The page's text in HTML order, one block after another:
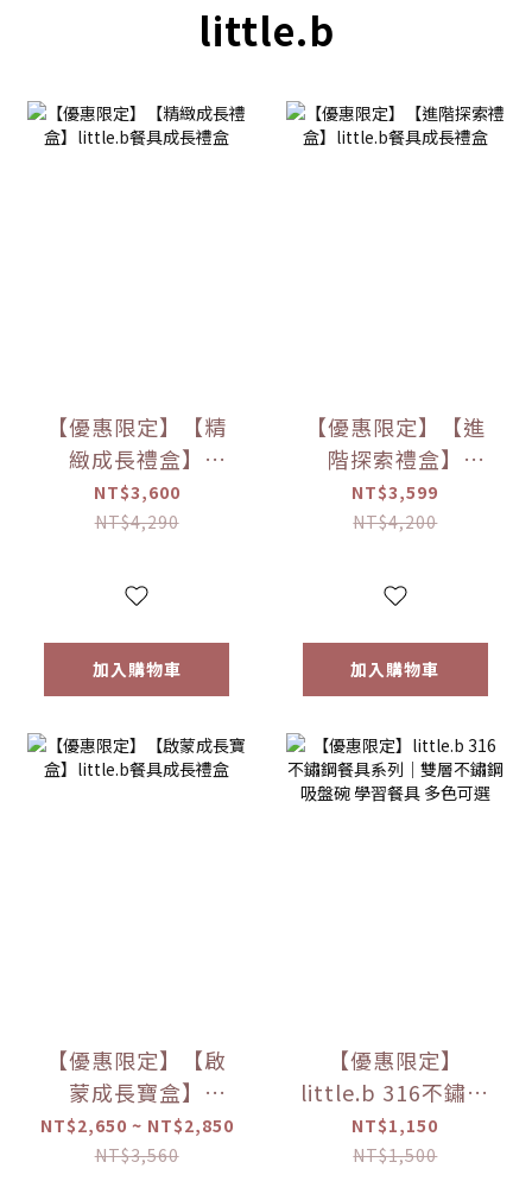
little.b
【優惠限定】【精
緻成長禮盒】
little.b餐具成長禮
盒
NT$3,600
NT$4,290
加入購物車
【優惠限定】【進
階探索禮盒】
little.b餐具成長禮
盒
NT$3,599
NT$4,200
加入購物車
【優惠限定】【啟
蒙成長寶盒】
little.b餐具成長禮
盒
NT$2,650 ~ NT$2,850
NT$3,560
【優惠限定】
little.b 316不鏽鋼
餐具系列｜雙層不
鏽鋼吸盤碗 學習餐
NT$1,150
NT$1,500